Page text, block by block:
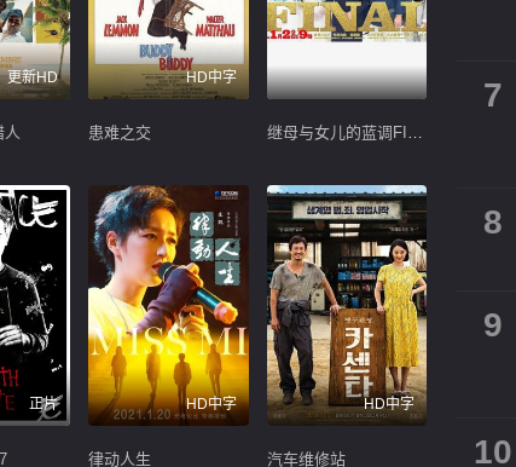
更新HD
人
HD中字
患难之交 继母与女儿的蓝调FINAL 2024年谨贺新年SP
正片 HD中字
律动人生
HD中字
汽车维修站
7
8
9
10